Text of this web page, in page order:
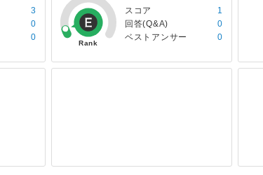
3
0
0
スコア
1
回答(Q&A)
0
ベストアンサー
0